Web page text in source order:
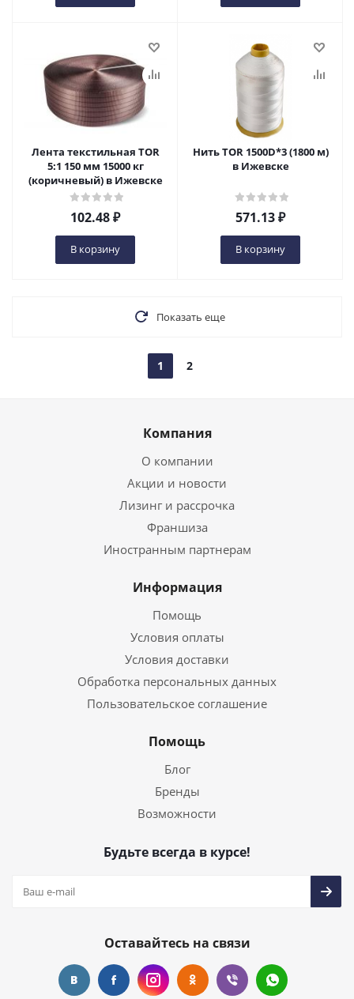
Лента текстильная TOR
5:1 150 мм 15000 кг
(коричневый) в Ижевске
102.48₽
В корзину
Нить TOR 1500D*3 (1800 м)
в Ижевске
571.13₽
В корзину
Показать еще
1 2
Компания
О компании
Акции и новости
Лизинг и рассрочка
Франшиза
Иностранным партнерам
Информация
Помощь
Условия оплаты
Условия доставки
Обработка персональных данных
Пользовательское соглашение
Помощь
Блог
Бренды
Возможности
Будьте всегда в курсе!
Оставайтесь на связи